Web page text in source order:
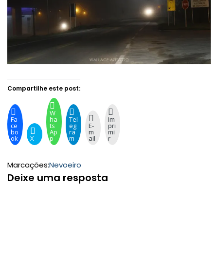
Compartilhe este post:
Fa
ce
bo
ok X
W
ha
ts
Ap
p
Tel
eg
ra
m
E-
m
ail
Im
pri
mi
r
Marcações:Nevoeiro
Deixe uma resposta